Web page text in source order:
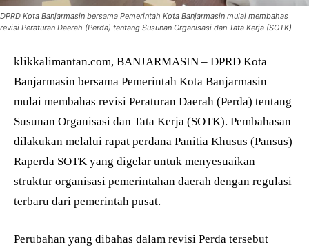
DPRD Kota Banjarmasin bersama Pemerintah Kota Banjarmasin mulai membahas
revisi Peraturan Daerah (Perda) tentang Susunan Organisasi dan Tata Kerja (SOTK)
klikkalimantan.com, BANJARMASIN – DPRD Kota
Banjarmasin bersama Pemerintah Kota Banjarmasin
mulai membahas revisi Peraturan Daerah (Perda) tentang
Susunan Organisasi dan Tata Kerja (SOTK). Pembahasan
dilakukan melalui rapat perdana Panitia Khusus (Pansus)
Raperda SOTK yang digelar untuk menyesuaikan
struktur organisasi pemerintahan daerah dengan regulasi
terbaru dari pemerintah pusat.
Perubahan yang dibahas dalam revisi Perda tersebut